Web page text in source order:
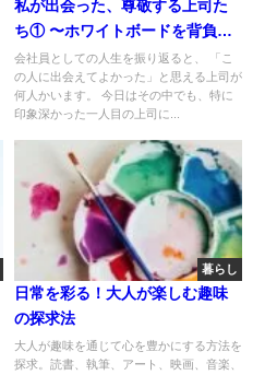
私が出会った、尊敬する上司た
ち① 〜ホワイトボードを背負っ
た方〜
会社員としての人生を振り返ると、 「こ
の人に出会えてよかった」と思える上司が
何人かいます。 今日はその中でも、特に
印象深かった一人目の上司に...
暮らし
日常を彩る！大人が楽しむ趣味
の探求法
大人が趣味を通じて心を豊かにする方法を
探求。読書、執筆、アート、映画、音楽、